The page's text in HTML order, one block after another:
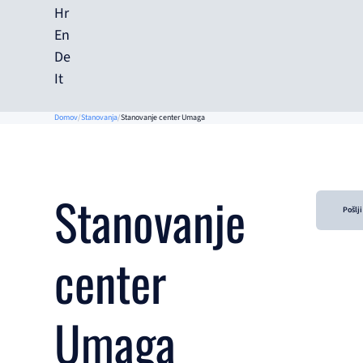
Hr
En
De
It
Domov Stanovanja Stanovanje center Umaga
Stanovanje
center
Umaga